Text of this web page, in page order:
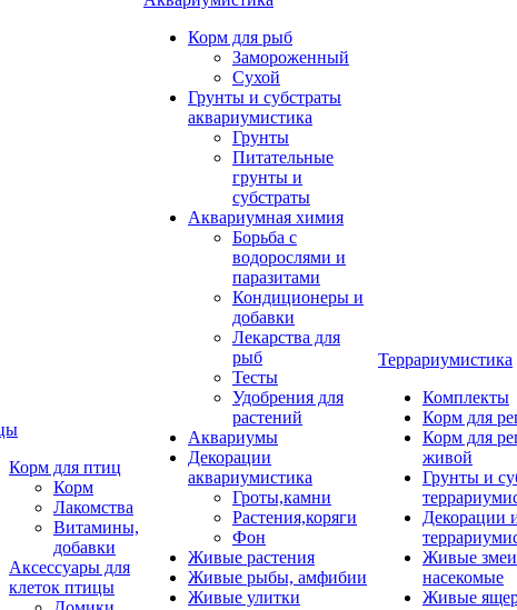
Корм для птиц
Корм
Лакомства
Витамины,
добавки
Аксессуары для
клеток птицы
Корм для рыб
Замороженный
Сухой
Грунты и субстраты
аквариумистика
Грунты
Питательные
грунты и
субстраты
Аквариумная химия
Борьба с
водорослями и
паразитами
Кондиционеры и
добавки
Лекарства для
рыб
Тесты
Удобрения для
растений
Аквариумы
Декорации
аквариумистика
Гроты,камни
Растения,коряги
Фон
Живые растения
Живые рыбы, амфибии
Живые улитки
Террариумистика
Комплекты
Корм для
Корм для
живой
Грунты и
Декорации
Живые
насекомые
Живые